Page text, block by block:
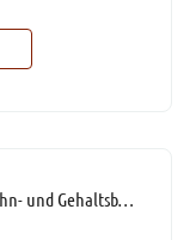
Payroll Specialist / Lohn- und Gehaltsbuchhalter / Spezialist Entgeltabrechnung (m/w/d)* mit SAP-Kenntnissen